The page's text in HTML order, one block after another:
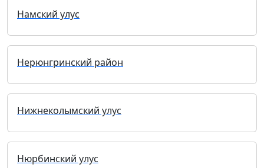
Намский улус
Нерюнгринский район
Нижнеколымский улус
Нюрбинский улус